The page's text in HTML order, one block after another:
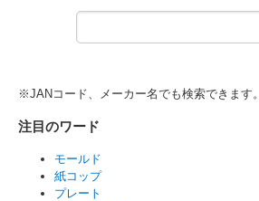
※JANコード、メーカー名でも検索できます。
注目のワード
モールド
紙コップ
プレート